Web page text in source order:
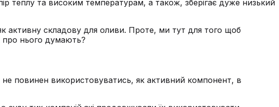
теплу та високим температурам, а також, зберігає дуже низький
активну складову для оливи. Проте, ми тут для того щоб
про нього думають?
повинен використовуватись, як активний компонент, в